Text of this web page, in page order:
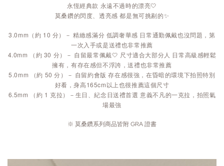
永恆經典款 永遠不過時的漂亮🤍
莫桑鑽的閃度、透亮感 都是無可挑剔的✨
3.0mm（約 10 分）－ 精緻感滿分 低調奢華感 日常通勤佩戴也沒問題，第
一次入手或是送禮也非常推薦
4.0mm （約 30 分）－ 自留最常佩戴🤍 尺寸適合大部分人 日常高級感輕鬆
擁有，有存在感但不浮誇，送禮也非常推薦
5.0mm （約 50 分）
－ 自留約會版 存在感很強，在昏暗的環境下拍照特別
好看，身高165cm以上也很推薦這個尺寸
6.5mm （約 1 克拉）
－生日、紀念日送禮首選 意義不凡的一克拉，拍照氣
場最強
※ 莫桑鑽系列商品皆附 GRA 證書